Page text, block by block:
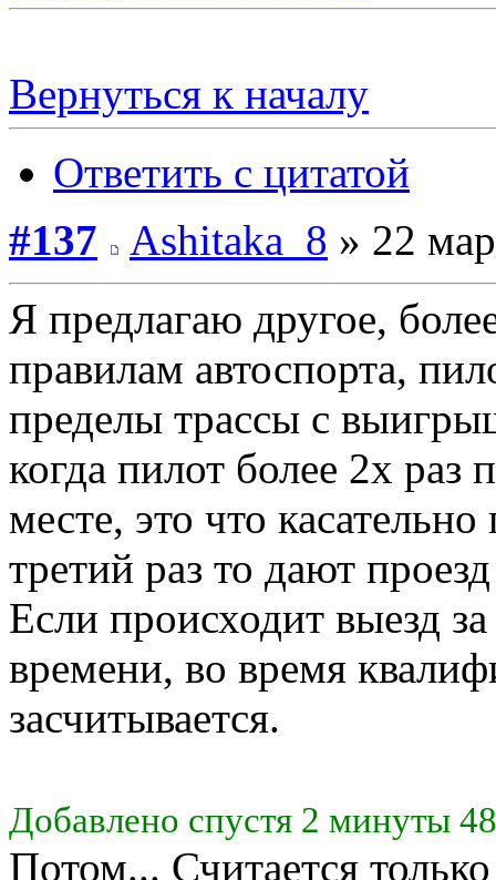
Вернуться к началу
Ответить с цитатой
#137
Ashitaka_8 » 22
Я предлагаю другое,
правилам автоспорта,
пределы трассы с
когда пилот более 2х
месте, это что
третий раз то дают
Если происходит выезд
времени, во время
засчитывается.
Добавлено спустя 2 минуты
Потом... Считается только